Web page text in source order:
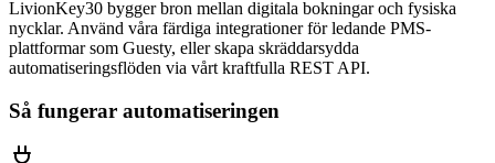
LivionKey30 bygger bron mellan digitala bokningar och fysiska
nycklar. Använd våra färdiga integrationer för ledande PMS-
plattformar som Guesty, eller skapa skräddarsydda
automatiseringsflöden via vårt kraftfulla REST API.
Så fungerar automatiseringen